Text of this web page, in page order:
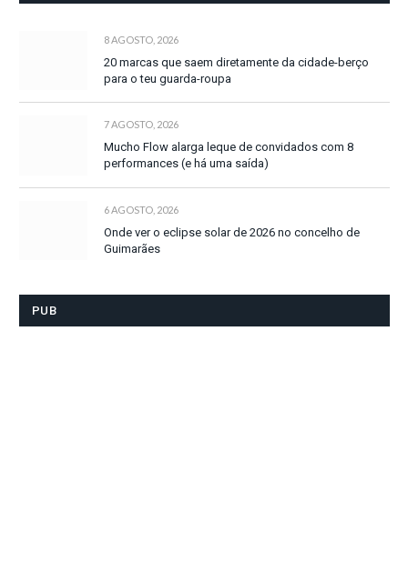
8 AGOSTO, 2026
20 marcas que saem diretamente da cidade-berço
para o teu guarda-roupa
7 AGOSTO, 2026
Mucho Flow alarga leque de convidados com 8
performances (e há uma saída)
6 AGOSTO, 2026
Onde ver o eclipse solar de 2026 no concelho de
Guimarães
PUB